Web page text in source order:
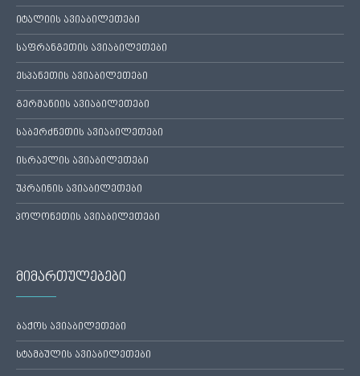
იტალიის ავიაბილეთები
საფრანგეთის ავიაბილეთები
ესპანეთის ავიაბილეთები
გერმანიის ავიაბილეთები
საბერძნეთის ავიაბილეთები
ისრაელის ავიაბილეთები
უკრაინის ავიაბილეთები
პოლონეთის ავიაბილეთები
მიმართულებები
ბაქოს ავიაბილეთები
სტამბულის ავიაბილეთები